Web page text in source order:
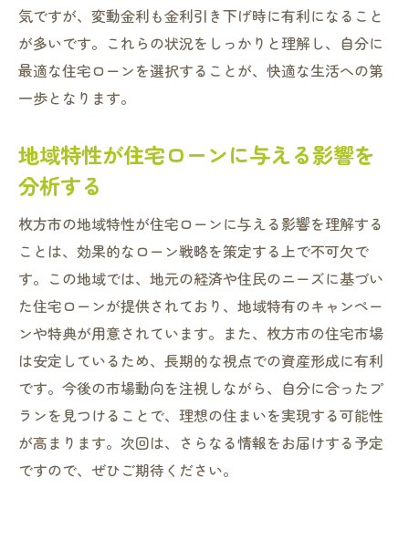
枚方市での豊かな暮らしを支えるローンオ
プション
住宅ローンが叶える理想のライフスタイル
ローン返済と豊かな生活を両立させる方法
し
枚方市での住宅ローンを通じて夢の住まいを現
実に
夢の住まいを手に入れるためのローン選び
枚方市での住宅購入を成功させるステップ
ローンを活用して理想の住まいを実現する
枚方市での住宅購入成功事例に学ぶ
住まいの夢を支えるローンの選び方
住宅ローンが叶える夢の住環境
気ですが、変動金利も金利引き下げ時に有利になること
が多いです。これらの状況をしっかりと理解し、自分に
最適な住宅ローンを選択することが、快適な生活への第
一歩となります。
地域特性が住宅ローンに与える影響を
分析する
枚方市の地域特性が住宅ローンに与える影響を理解する
ことは、効果的なローン戦略を策定する上で不可欠で
す。この地域では、地元の経済や住民のニーズに基づい
た住宅ローンが提供されており、地域特有のキャンペー
ンや特典が用意されています。また、枚方市の住宅市場
は安定しているため、長期的な視点での資産形成に有利
です。今後の市場動向を注視しながら、自分に合ったプ
ランを見つけることで、理想の住まいを実現する可能性
が高まります。次回は、さらなる情報をお届けする予定
ですので、ぜひご期待ください。